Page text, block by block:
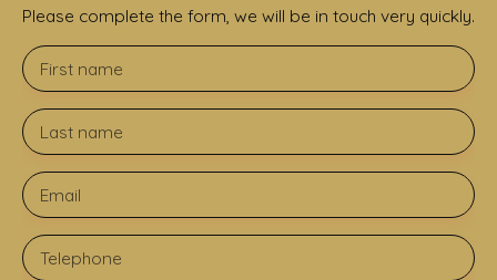
Please complete the form, we will be in touch very quickly.
First name
Last name
Email
Telephone